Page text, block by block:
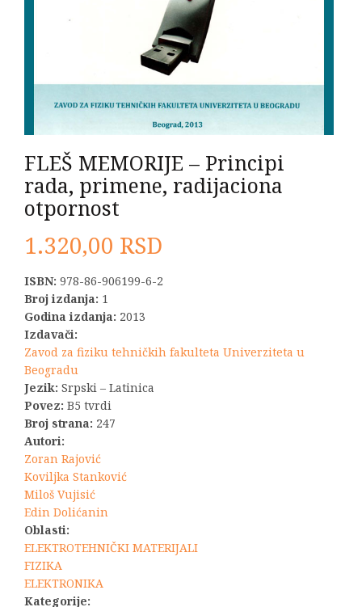
FLEŠ MEMORIJE – Principi
rada, primene, radijaciona
otpornost
1.320,00 RSD
ISBN: 978-86-906199-6-2
Broj izdanja: 1
Godina izdanja: 2013
Izdavači:
Zavod za fiziku tehničkih fakulteta Univerziteta u
Beogradu
Jezik: Srpski – Latinica
Povez: B5 tvrdi
Broj strana: 247
Autori:
Zoran Rajović
Koviljka Stanković
Miloš Vujisić
Edin Dolićanin
Oblasti:
ELEKTROTEHNIČKI MATERIJALI
FIZIKA
ELEKTRONIKA
Kategorije: